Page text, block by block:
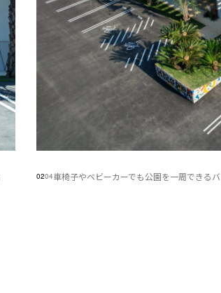
0204車椅子やベビーカーでも公園を一周できる